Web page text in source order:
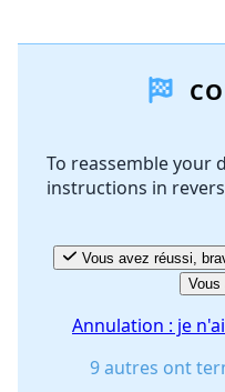
Ajouter un
To reassemble your
instructions in
Vous avez réussi,
Vous
Annulation : je
9 autres ont